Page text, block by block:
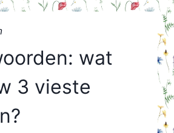
wat
3 vieste